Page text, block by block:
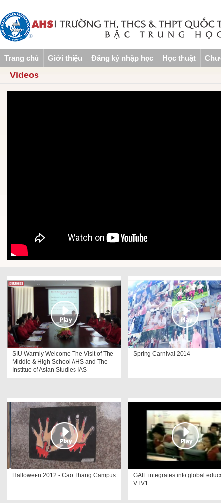
Trang chủ Giới thiệu Đăng ký nhập học Học thuật
Videos
SIU Warmly Welcome The Visit of The
Middle & High School AHS and The
Institue of Asian Studies IAS
Spring Carnival 2014
Halloween 2012 - Cao Thang Campus
GAIE integrates into global
VTV1